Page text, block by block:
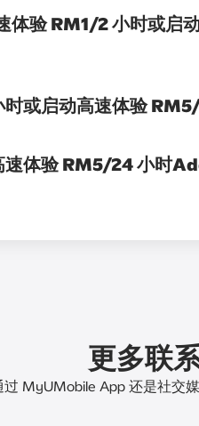
体验 RM1/2 小时或
或启动高速体验
体验 RM5/24 小时
更多联
MyUMobile App 还是社交